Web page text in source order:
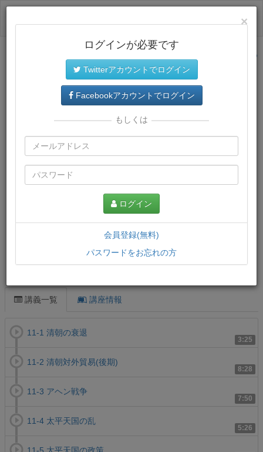
サイトトップに戻る
プレミアム会員では、教材がダウンロードでき、快適な動画
再生環境が提供されます。
講義一覧 講座情報
3:25
11-1 清朝の衰退
8:28
11-2 清朝対外貿易(後期)
7:50
11-3 アヘン戦争
5:26
11-4 太平天国の乱
×
ログインが必要です
Twitterアカウントでログイン
Facebookアカウントでログイン
もしくは
ログイン
会員登録(無料)
パスワードをお忘れの方